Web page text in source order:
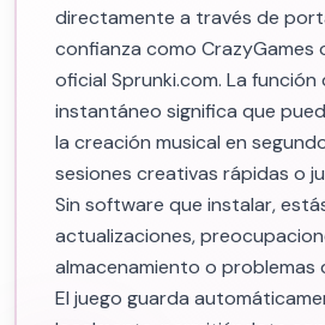
directamente a través de
confianza como CrazyGames
oficial Sprunki.com. La función
instantáneo significa que
la creación musical en
sesiones creativas rápidas o
Sin software que instalar,
actualizaciones,
almacenamiento o problemas
El juego guarda